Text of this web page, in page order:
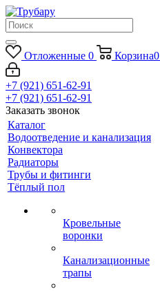
Отложенные 0 Корзина0
+7 (921) 651-62-91
+7 (921) 651-62-91
Заказать звонок
Каталог
Водоотведение и канализация
Конвектора
Радиаторы
Трубы и фитинги
Тёплый пол
Кровельные
воронки
Канализационные
трапы